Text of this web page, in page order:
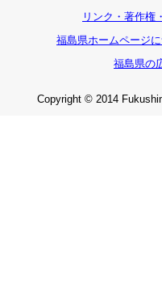
リンク・著作権
福島県ホームページ
福島県の
Copyright © 2014